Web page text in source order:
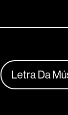
Letra Da